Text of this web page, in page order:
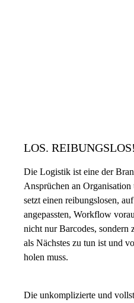
LOS. REIBUNGSLOS!
Die Logistik ist eine der
Ansprüchen an Organisation
setzt einen reibungslosen,
angepassten, Workflow
nicht nur Barcodes, sondern
als Nächstes zu tun ist und
holen muss.
Die unkomplizierte und